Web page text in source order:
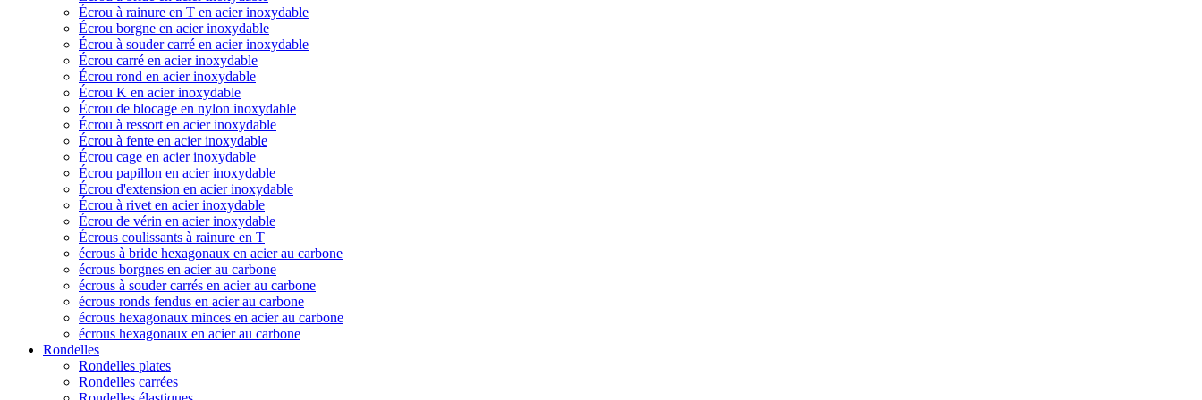
Écrou à rainure en T en acier inoxydable
Écrou borgne en acier inoxydable
Écrou à souder carré en acier inoxydable
Écrou carré en acier inoxydable
Écrou rond en acier inoxydable
Écrou K en acier inoxydable
Écrou de blocage en nylon inoxydable
Écrou à ressort en acier inoxydable
Écrou à fente en acier inoxydable
Écrou cage en acier inoxydable
Écrou papillon en acier inoxydable
Écrou d'extension en acier inoxydable
Écrou à rivet en acier inoxydable
Écrou de vérin en acier inoxydable
Écrous coulissants à rainure en T
écrous à bride hexagonaux en acier au carbone
écrous borgnes en acier au carbone
écrous à souder carrés en acier au carbone
écrous ronds fendus en acier au carbone
écrous hexagonaux minces en acier au carbone
écrous hexagonaux en acier au carbone
Rondelles
Rondelles plates
Rondelles carrées